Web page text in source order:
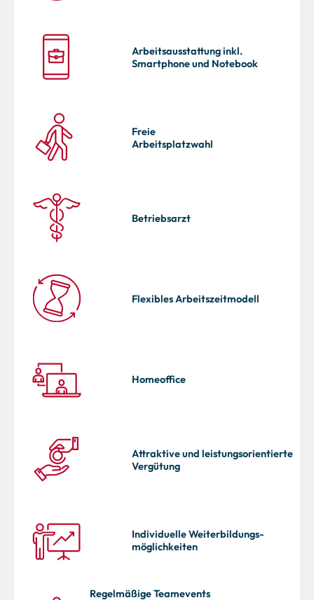
Arbeitsausstattung inkl.
Smartphone und Notebook
Freie
Arbeitsplatz­wahl
Betriebsarzt
Flexibles Arbeitszeitmodell
Homeoffice
Attraktive und leistungsorientierte
Vergütung
Individuelle Weiterbildungs-
möglichkeiten​
Regelmäßige Teamevents